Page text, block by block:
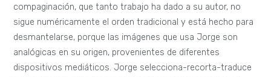
compaginación, que tanto trabajo ha dado a su autor, no
sigue numéricamente el orden tradicional y está hecho para
desmantelarse, porque las imágenes que usa Jorge son
analógicas en su origen, provenientes de diferentes
dispositivos mediáticos. Jorge selecciona-recorta-traduce